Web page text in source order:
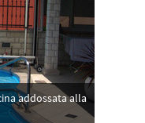
addossata alla